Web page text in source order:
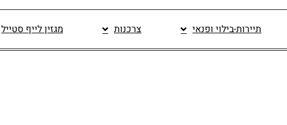
תיירות-בילוי ופנאי צרכנות מגזין לייף סטייל